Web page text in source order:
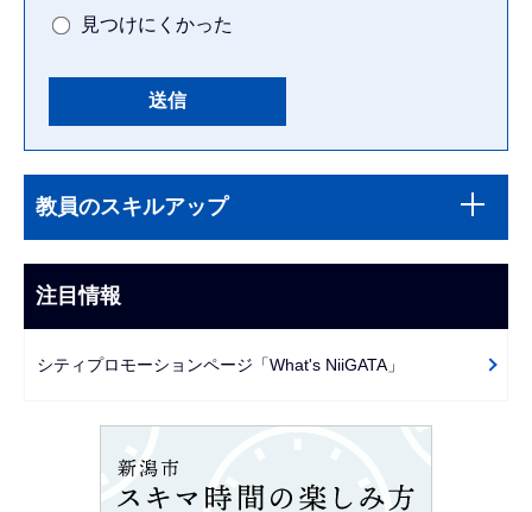
見つけにくかった
文
こ
ま
で
サ
ブ
ビ
ー
教員のスキルアップ
注目情報
シティプロモーションページ「What's NiiGATA」